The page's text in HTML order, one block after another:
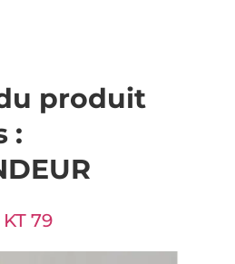
produit
:
79